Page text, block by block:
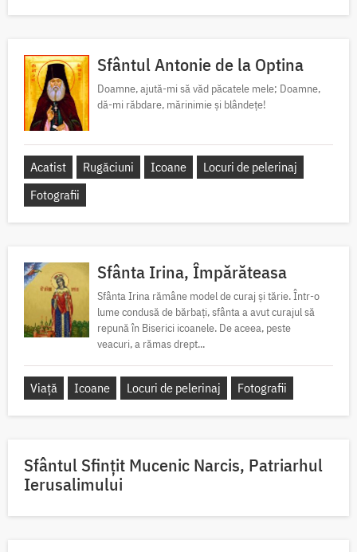
Sfântul Antonie de la Optina
Doamne, ajută-mi să văd păcatele mele; Doamne,
dă-mi răbdare, mărinimie şi blândeţe!
Acatist Rugăciuni Icoane
Locuri de pelerinaj
Fotografii
Sfânta Irina, Împărăteasa
Sfânta Irina rămâne model de curaj și tărie. Într-o
lume condusă de bărbați, sfânta a avut curajul să
repună în Biserici icoanele. De aceea, peste
veacuri, a rămas drept...
Viață Icoane Locuri de pelerinaj Fotografii
Sfântul Sfinţit Mucenic Narcis, Patriarhul
Ierusalimului